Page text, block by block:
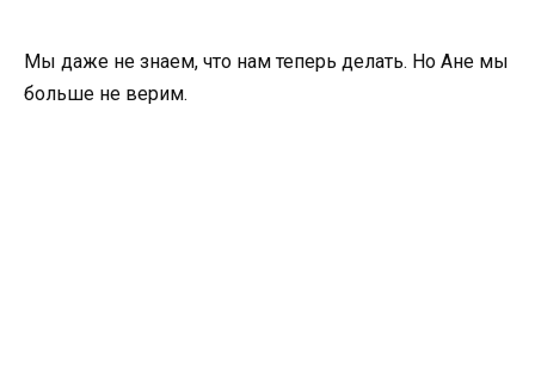
Мы даже не знаем, что нам теперь делать. Но Ане мы
больше не верим.